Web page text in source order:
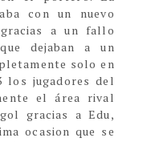
con un nuevo
a un fallo
dejaban a un
solo en
los jugadores del
el área rival
gracias a Edu,
ocasion que se